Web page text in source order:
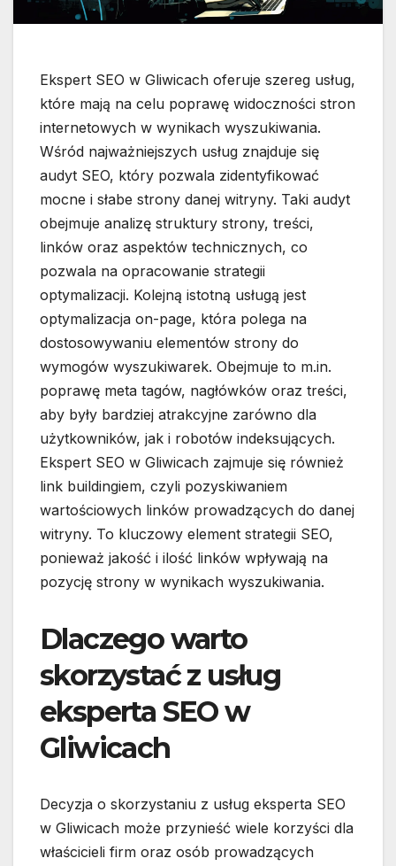
Ekspert SEO w Gliwicach oferuje szereg usług,
które mają na celu poprawę widoczności stron
internetowych w wynikach wyszukiwania.
Wśród najważniejszych usług znajduje się
audyt SEO, który pozwala zidentyfikować
mocne i słabe strony danej witryny. Taki audyt
obejmuje analizę struktury strony, treści,
linków oraz aspektów technicznych, co
pozwala na opracowanie strategii
optymalizacji. Kolejną istotną usługą jest
optymalizacja on-page, która polega na
dostosowywaniu elementów strony do
wymogów wyszukiwarek. Obejmuje to m.in.
poprawę meta tagów, nagłówków oraz treści,
aby były bardziej atrakcyjne zarówno dla
użytkowników, jak i robotów indeksujących.
Ekspert SEO w Gliwicach zajmuje się również
link buildingiem, czyli pozyskiwaniem
wartościowych linków prowadzących do danej
witryny. To kluczowy element strategii SEO,
ponieważ jakość i ilość linków wpływają na
pozycję strony w wynikach wyszukiwania.
Dlaczego warto
skorzystać z usług
eksperta SEO w
Gliwicach
Decyzja o skorzystaniu z usług eksperta SEO
w Gliwicach może przynieść wiele korzyści dla
właścicieli firm oraz osób prowadzących